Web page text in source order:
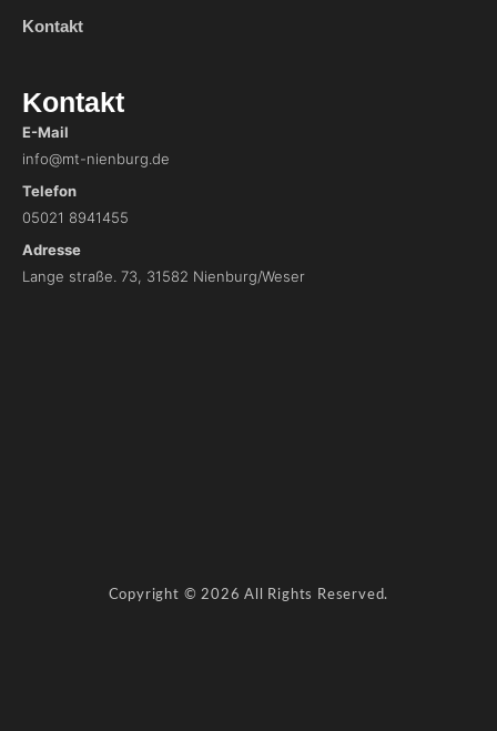
Kontakt
E-Mail
info@mt-nienburg.de
Telefon
05021 8941455
Adresse
Lange straße. 73, 31582 Nienburg/Weser
Kontakt
Copyright © 2026 All Rights Reserved.